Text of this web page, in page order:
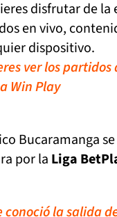
disfrutar de la
en vivo,
dispositivo.
ver los
Win Play
Bucaramanga
por la Liga
conoció la salida